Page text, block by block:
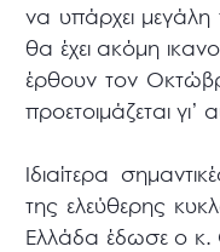
να υπάρχει μεγάλη
θα έχει ακόμη
έρθουν τον
προετοιμάζεται γι’
Ιδιαίτερα
της ελεύθερης
Ελλάδα έδωσε ο κ.